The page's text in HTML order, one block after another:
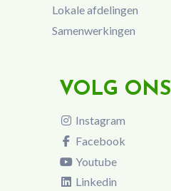
Lokale afdelingen
Samenwerkingen
VOLG ONS
Instagram
Facebook
Youtube
Linkedin